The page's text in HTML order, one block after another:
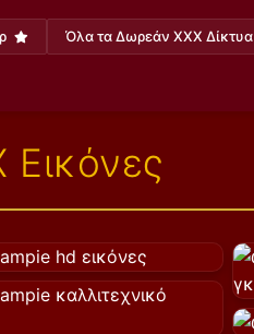
Όλα τα Δωρεάν XXX Δίκτυα